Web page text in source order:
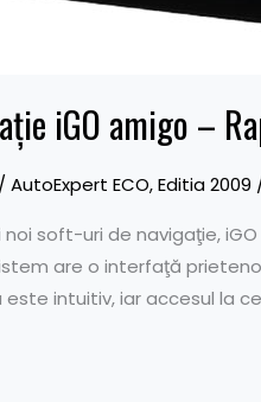
iGO amigo –
/ AutoExpert ECO,Editia 2009
soft-uri de navigaţie,
are o interfaţă
este intuitiv, iar accesul la